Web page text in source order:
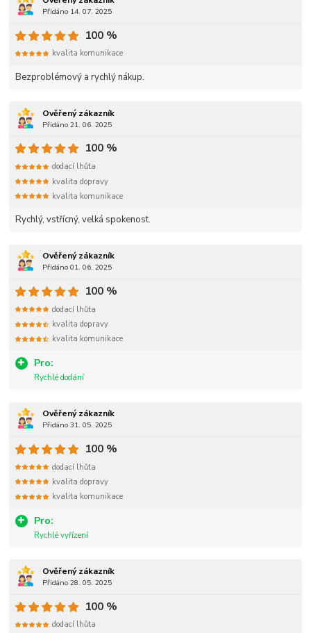
Přidáno 14. 07. 2025
Bezproblémový a rychlý nákup.
100 %
kvalita komunikace
Ověřený zákazník
Přidáno 21. 06. 2025
Rychlý, vstřícný, velká spokenost.
100 %
dodací lhůta
kvalita dopravy
kvalita komunikace
Ověřený zákazník
Přidáno 01. 06. 2025
Pro:
Rychlé dodání
100 %
dodací lhůta
kvalita dopravy
kvalita komunikace
Ověřený zákazník
Přidáno 31. 05. 2025
Pro:
Rychlé vyřízení
100 %
dodací lhůta
kvalita dopravy
kvalita komunikace
Ověřený zákazník
Přidáno 28. 05. 2025
100 %
dodací lhůta